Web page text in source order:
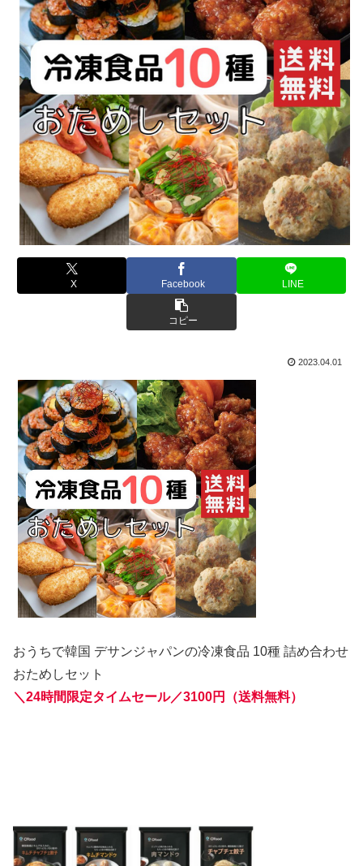
X Facebook LINE
コピー
2023.04.01
おうちで韓国 デサンジャパンの冷凍食品 10種 詰め合わせ
おためしセット
＼24時間限定タイムセール／3100円（送料無料）